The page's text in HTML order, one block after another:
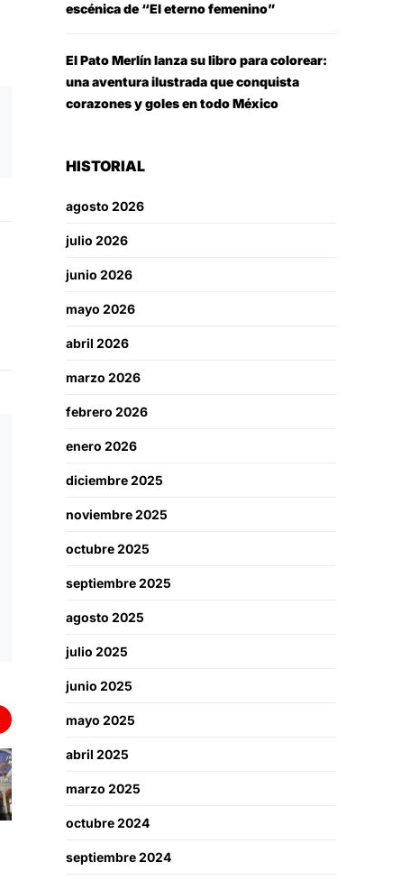
escénica de “El eterno femenino”
El Pato Merlín lanza su libro para colorear:
una aventura ilustrada que conquista
corazones y goles en todo México
HISTORIAL
agosto 2026
julio 2026
junio 2026
mayo 2026
abril 2026
marzo 2026
febrero 2026
enero 2026
diciembre 2025
noviembre 2025
octubre 2025
septiembre 2025
agosto 2025
julio 2025
junio 2025
mayo 2025
abril 2025
marzo 2025
octubre 2024
septiembre 2024